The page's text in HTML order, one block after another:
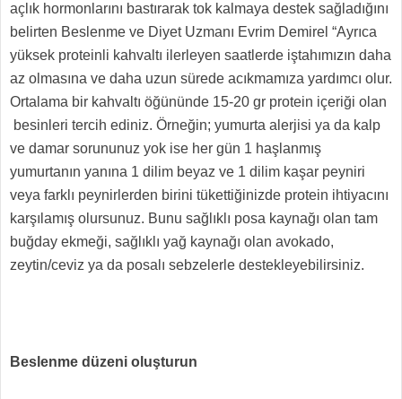
açlık hormonlarını bastırarak tok kalmaya destek sağladığını
belirten Beslenme ve Diyet Uzmanı Evrim Demirel “Ayrıca
yüksek proteinli kahvaltı ilerleyen saatlerde iştahımızın daha
az olmasına ve daha uzun sürede acıkmamıza yardımcı olur.
Ortalama bir kahvaltı öğününde 15-20 gr protein içeriği olan
besinleri tercih ediniz. Örneğin; yumurta alerjisi ya da kalp
ve damar sorununuz yok ise her gün 1 haşlanmış
yumurtanın yanına 1 dilim beyaz ve 1 dilim kaşar peyniri
veya farklı peynirlerden birini tükettiğinizde protein ihtiyacını
karşılamış olursunuz. Bunu sağlıklı posa kaynağı olan tam
buğday ekmeği, sağlıklı yağ kaynağı olan avokado,
zeytin/ceviz ya da posalı sebzelerle destekleyebilirsiniz.
Beslenme düzeni oluşturun